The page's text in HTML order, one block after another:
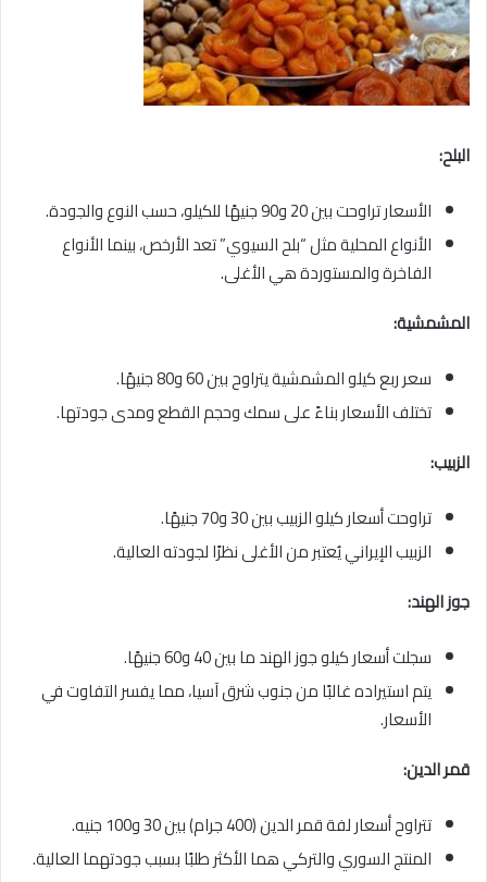
البلح:
الأسعار تراوحت بين 20 و90 جنيهًا للكيلو، حسب النوع والجودة.
الأنواع المحلية مثل “بلح السيوي” تعد الأرخص، بينما الأنواع
الفاخرة والمستوردة هي الأغلى.
المشمشية:
سعر ربع كيلو المشمشية يتراوح بين 60 و80 جنيهًا.
تختلف الأسعار بناءً على سمك وحجم القطع ومدى جودتها.
الزبيب:
تراوحت أسعار كيلو الزبيب بين 30 و70 جنيهًا.
الزبيب الإيراني يُعتبر من الأغلى نظرًا لجودته العالية.
جوز الهند:
سجلت أسعار كيلو جوز الهند ما بين 40 و60 جنيهًا.
يتم استيراده غالبًا من جنوب شرق آسيا، مما يفسر التفاوت في
الأسعار.
قمر الدين:
تتراوح أسعار لفة قمر الدين (400 جرام) بين 30 و100 جنيه.
المنتج السوري والتركي هما الأكثر طلبًا بسبب جودتهما العالية.